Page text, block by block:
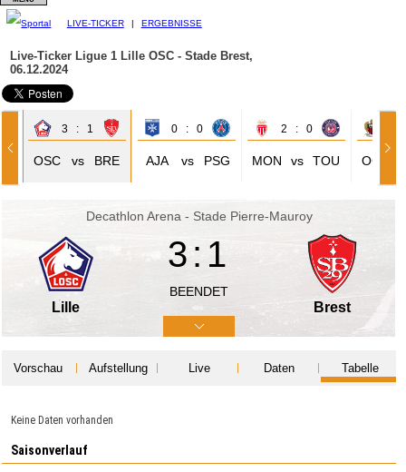
LIVE-TICKER | ERGEBNISSE
Live-Ticker Ligue 1 Lille OSC - Stade Brest,
06.12.2024
3 : 1
OSC vs BRE
0 : 0
AJA vs PSG
2 : 0
MON vs TOU OGC
Decathlon Arena - Stade Pierre-Mauroy
Lille
3:1
BEENDET
Brest
Vorschau Aufstellung Live Daten Tabelle
Keine Daten vorhanden
Saisonverlauf